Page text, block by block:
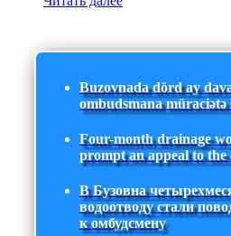
Buzovnada dörd ay
ombudsmana müraciətə
Four-month drainage
prompt an appeal to the
В Бузовна
водоотводу стали
к омбудсмену